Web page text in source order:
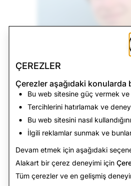
Rhys
NSW
ÇEREZLER
Çerezler aşağıdaki konularda
Bu web sitesine güç vermek ve
Tercihlerini hatırlamak ve
Bu web sitesini nasıl
İlgili reklamlar sunmak ve
Devam etmek için aşağıdaki
Alakart bir çerez deneyimi için
Tüm çerezler ve en gelişmiş